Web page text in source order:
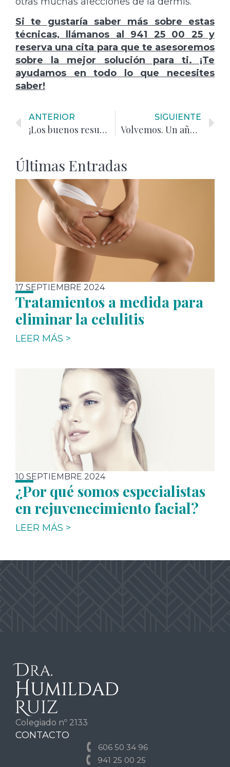
Si te gustaría saber más sobre estas
técnicas, llámanos al 941 25 00 25 y
reserva una cita para que te asesoremos
sobre la mejor solución para ti. ¡Te
ayudamos en todo lo que necesites
saber!
ANTERIOR
¡Los buenos resultados de las Ondas de choque y Cooltech!
SIGUIENTE
Volvemos. Un año más. Con más ganas, aún, si cabe.
Últimas Entradas
17 SEPTIEMBRE 2024
Tratamientos a medida para
eliminar la celulitis
LEER MÁS >
10 SEPTIEMBRE 2024
¿Por qué somos especialistas
en rejuvenecimiento facial?
LEER MÁS >
Colegiado nº 2133
CONTACTO
606 50 34 96
941 25 00 25